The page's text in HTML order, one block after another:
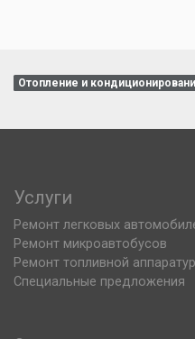
Отопление и
Услуги
Ремонт легковых
Ремонт микроавтобусов
Ремонт топливной
Специальные предложения